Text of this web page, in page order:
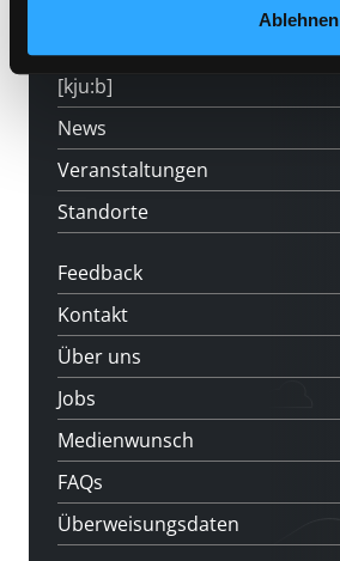
Ablehnen
[kju:b]
News
Veranstaltungen
Standorte
Feedback
Kontakt
Über uns
Jobs
Medienwunsch
FAQs
Überweisungsdaten